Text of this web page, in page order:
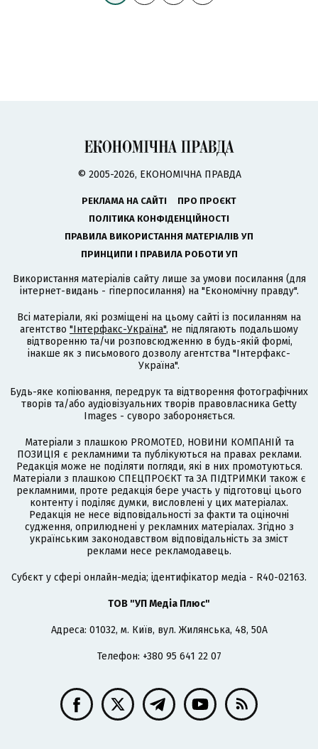
© 2005-2026, ЕКОНОМІЧНА ПРАВДА
РЕКЛАМА НА САЙТІ
ПРО ПРОЄКТ
ПОЛІТИКА КОНФІДЕНЦІЙНОСТІ
ПРАВИЛА ВИКОРИСТАННЯ МАТЕРІАЛІВ УП
ПРИНЦИПИ І ПРАВИЛА РОБОТИ УП
Використання матеріалів сайту лише за умови посилання (для
інтернет-видань - гіперпосилання) на "Економічну правду".
Всі матеріали, які розміщені на цьому сайті із посиланням на
агентство "Інтерфакс-Україна", не підлягають подальшому
відтворенню та/чи розповсюдженню в будь-якій формі,
інакше як з письмового дозволу агентства "Інтерфакс-
Україна".
Будь-яке копіювання, передрук та відтворення фотографічних
творів та/або аудіовізуальних творів правовласника Getty
Images - суворо забороняється.
Матеріали з плашкою PROMOTED, НОВИНИ КОМПАНІЙ та
ПОЗИЦІЯ є рекламними та публікуються на правах реклами.
Редакція може не поділяти погляди, які в них промотуються.
Матеріали з плашкою СПЕЦПРОЄКТ та ЗА ПІДТРИМКИ також є
рекламними, проте редакція бере участь у підготовці цього
контенту і поділяє думки, висловлені у цих матеріалах.
Редакція не несе відповідальності за факти та оціночні
судження, оприлюднені у рекламних матеріалах. Згідно з
українським законодавством відповідальність за зміст
реклами несе рекламодавець.
Cубєкт у сфері онлайн-медіа; ідентифікатор медіа - R40-02163.
ТОВ "УП Медіа Плюс"
Адреса: 01032, м. Київ, вул. Жилянська, 48, 50А
Телефон: +380 95 641 22 07